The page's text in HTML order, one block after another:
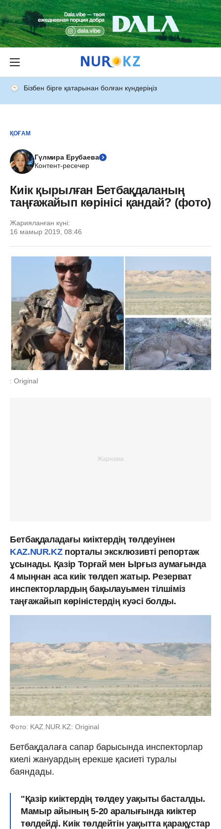
Бізбен бірге қатарынан болған күндеріңіз
ҚОҒАМ
Гүлмира Ерубаева
Контент-ресечер
Киік қырылған Бетбақдаланың
таңғажайып көрінісі қандай? (фото)
Жарияланған күні:
16 мамыр 2019, 08:46
: Original
Бетбақдаладағы киіктердің төлдеуінен
KAZ.NUR.KZпорталы эксклюзивті репортаж
ұсынады. Қазір Торғай мен Ырғыз аумағында
4 мыңнан аса киік төлдеп жатыр. Резерват
инспекторлардың бақылауымен тілшіміз
таңғажайып көріністердің куәсі болды.
Фото: KAZ.NUR.KZ: Original
Бетбақдалаға сапар барысында инспекторлар
киелі жануардың ерекше қасиеті туралы
баяндады.
"Қазір киіктердің төлдеу уақыты басталды.
Мамыр айының 5-20 аралығында киіктер
төлдейді. Киік төлдейтін уақытта қарақұстар